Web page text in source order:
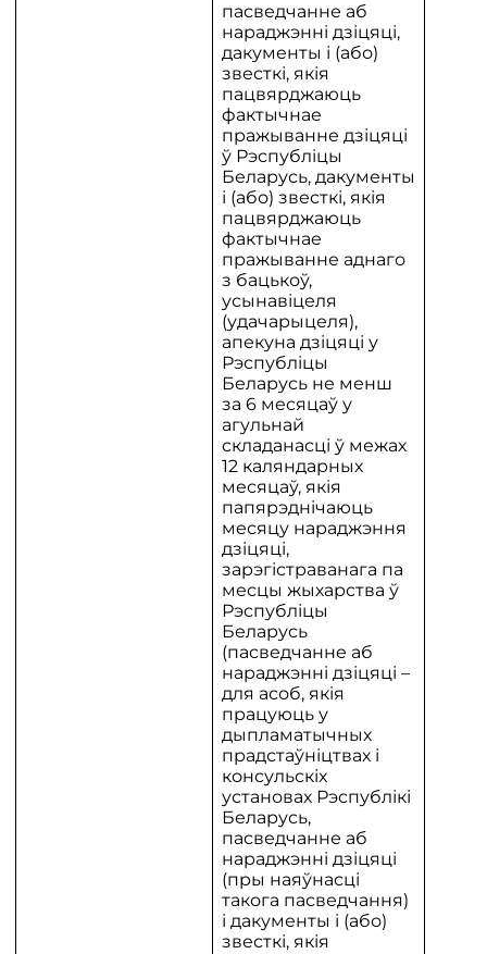
пасведчанне аб
нараджэнні дзіцяці,
дакументы і (або)
звесткі, якія
пацвярджаюць
фактычнае
пражыванне дзіцяці
ў Рэспубліцы
Беларусь, дакументы
і (або) звесткі, якія
пацвярджаюць
фактычнае
пражыванне аднаго
з бацькоў,
усынавіцеля
(удачарыцеля),
апекуна дзіцяці у
Рэспубліцы
Беларусь не менш
за 6 месяцаў у
агульнай
складанасці ў межах
12 каляндарных
месяцаў, якія
папярэднічаюць
месяцу нараджэння
дзіцяці,
зарэгістраванага па
месцы жыхарства ў
Рэспубліцы
Беларусь
(пасведчанне аб
нараджэнні дзіцяці –
для асоб, якія
працуюць у
дыпламатычных
прадстаўніцтвах і
консульскіх
установах Рэспублікі
Беларусь,
пасведчанне аб
нараджэнні дзіцяці
(пры наяўнасці
такога пасведчання)
і дакументы і (або)
звесткі, якія